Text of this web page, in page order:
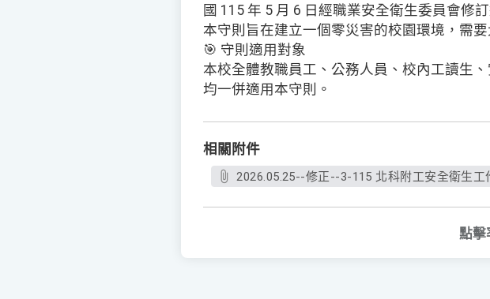
國 115 年 5 月 6 日經職業安全衛生委員會修
本守則旨在建立一個零災害的校園環境，需
🎯 守則適用對象
本校全體教職員工、公務人員、校內工讀生
均一併適用本守則。
相關附件
2026.05.25--修正--3-115 北科附工安全衛生
點擊